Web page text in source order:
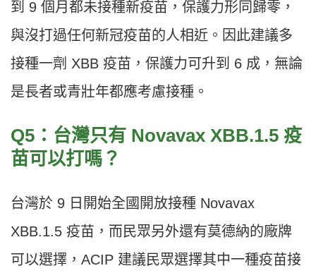
到 9 個月都未接種新疫苗，保護力形同歸零，
與沒打過任何新冠疫苗的人相近。因此建議多
接種一劑 XBB 疫苗，保護力可升到 6 成，無論
是長者或青壯年都應考慮接種。
Q5：台灣只有 Novavax XBB.1.5 疫
苗可以打嗎？
台灣於 9 日開始全國開放接種 Novavax
XBB.1.5 疫苗，而民眾另外還有莫德納的廠牌
可以選擇，ACIP 建議民眾選擇其中一種疫苗接